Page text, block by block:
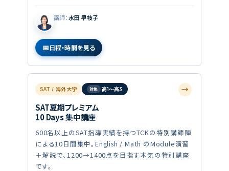
講師： 水田 早枝子
日程・時間を見る
→
SAT / 海外大学 高1〜高3
SAT夏期プレミアム
10 Days 集中講座
600名以上のSAT指導実績を持つTCKの特別講師陣
による10日間集中。English / Math のModule演習
＋解説で、1200→1400点を目指す本気の特別講座
です。